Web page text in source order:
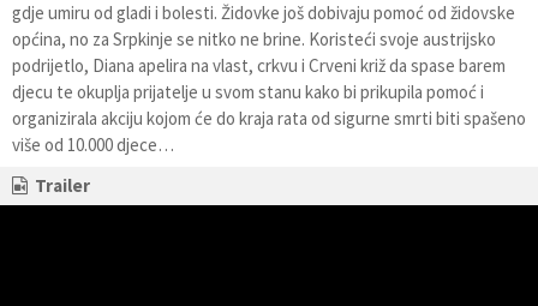
gdje umiru od gladi i bolesti. Židovke još dobivaju pomoć od židovske
općina, no za Srpkinje se nitko ne brine. Koristeći svoje austrijsko
podrijetlo, Diana apelira na vlast, crkvu i Crveni križ da spase barem
djecu te okuplja prijatelje u svom stanu kako bi prikupila pomoć i
organizirala akciju kojom će do kraja rata od sigurne smrti biti spašeno
više od 10.000 djece…
Trailer